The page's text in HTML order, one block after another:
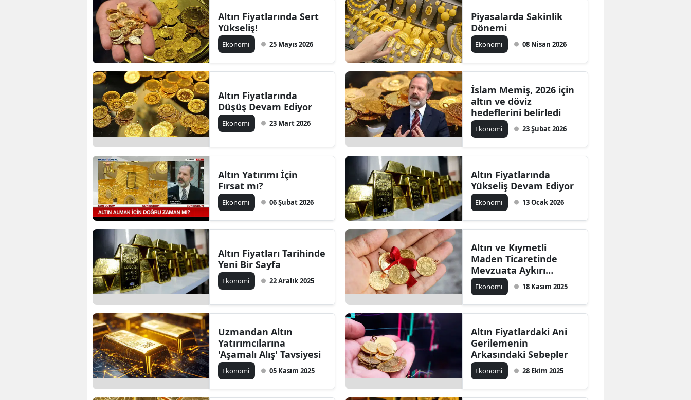
Balıkesir
Bilecik
Bingöl
Burdur
Çorum
Denizli
Diyarbakır
Erzincan
Erzurum
Eskişehir
Gaziantep
Giresun
Altın Fiyatlarında Sert
Yükseliş!
Ekonomi 25 Mayıs 2026
Piyasalarda Sakinlik
Dönemi
Ekonomi 08 Nisan 2026
Altın Fiyatlarında
Düşüş Devam Ediyor
Ekonomi 23 Mart 2026
İslam Memiş, 2026 için
altın ve döviz
hedeflerini belirledi
Ekonomi 23 Şubat 2026
Altın Yatırımı İçin
Fırsat mı?
Ekonomi 06 Şubat 2026
Altın Fiyatlarında
Yükseliş Devam Ediyor
Ekonomi 13 Ocak 2026
Altın Fiyatları Tarihinde
Yeni Bir Sayfa
Ekonomi 22 Aralık 2025
Altın ve Kıymetli
Maden Ticaretinde
Mevzuata Aykırı
İşlemler
Ekonomi 18 Kasım 2025
Uzmandan Altın
Yatırımcılarına
'Aşamalı Alış' Tavsiyesi
Ekonomi 05 Kasım 2025
Altın Fiyatlardaki Ani
Gerilemenin
Arkasındaki Sebepler
Ekonomi 28 Ekim 2025